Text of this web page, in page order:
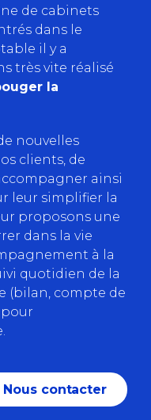
de cabinets
dans le
il y a
très vite réalisé
la
nouvelles
clients, de
ainsi
leur simplifier la
proposons une
dans la vie
à la
quotidien de la
(bilan, compte de
Nous contacter